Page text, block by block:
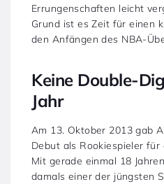
Errungenschaften leicht
Grund ist es Zeit für einen
den Anfängen des NBA-
Keine Double-
Jahr
Am 13. Oktober 2013 gab
Debut als Rookiespieler für
Mit gerade einmal 18
damals einer der jüngsten